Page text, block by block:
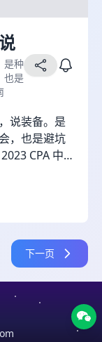
是种
也是
说装备。是
，也是避坑
CPA 中
下一页